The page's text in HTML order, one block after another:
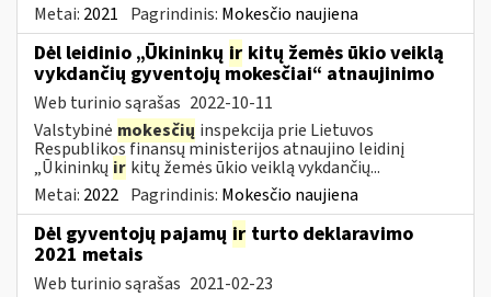
Metai: 2021 Pagrindinis: Mokesčio naujiena
Dėl leidinio „Ūkininkų ir kitų žemės ūkio veiklą
vykdančių gyventojų mokesčiai“ atnaujinimo
Web turinio sąrašas 2022-10-11
Valstybinė mokesčių inspekcija prie Lietuvos
Respublikos finansų ministerijos atnaujino leidinį
„Ūkininkų ir kitų žemės ūkio veiklą vykdančių...
Metai: 2022 Pagrindinis: Mokesčio naujiena
Dėl gyventojų pajamų ir turto deklaravimo
2021 metais
Web turinio sąrašas 2021-02-23